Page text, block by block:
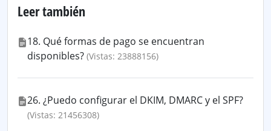
Leer también
18. Qué formas de pago se encuentran
disponibles? (Vistas: 23888156)
26. ¿Puedo configurar el DKIM, DMARC y el SPF?
(Vistas: 21456308)